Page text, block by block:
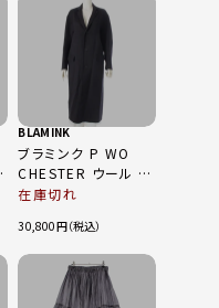
BLAMINK
ブラミンク P WO
CHESTER ウール チ
ェスター ロング コー
299-0278 ネイビー
36
在庫切れ
30,800